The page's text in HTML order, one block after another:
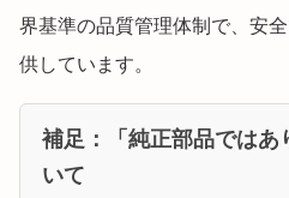
界基準の品質管理体制で、安
供しています。
補足：「純正部品ではあ
いて